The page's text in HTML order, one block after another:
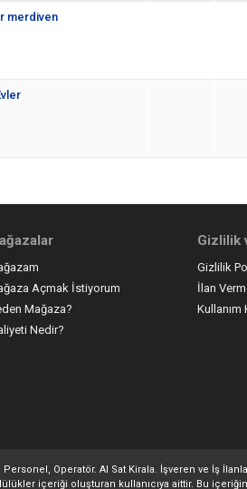
merdiven
Açmak İstiyorum
Mağaza?
Nedir?
Gizlilik
Gizlilik
İlan
Kullanım
Operatör. Al Sat Kirala. İşveren ve İş
içeriği oluşturan kullanıcıya aittir. Bu